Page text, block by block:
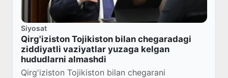
Siyosat
Qirg'iziston Tojikiston bilan chegaradagi
ziddiyatli vaziyatlar yuzaga kelgan
hududlarni almashdi
Qirg'iziston Tojikiston bilan chegarani